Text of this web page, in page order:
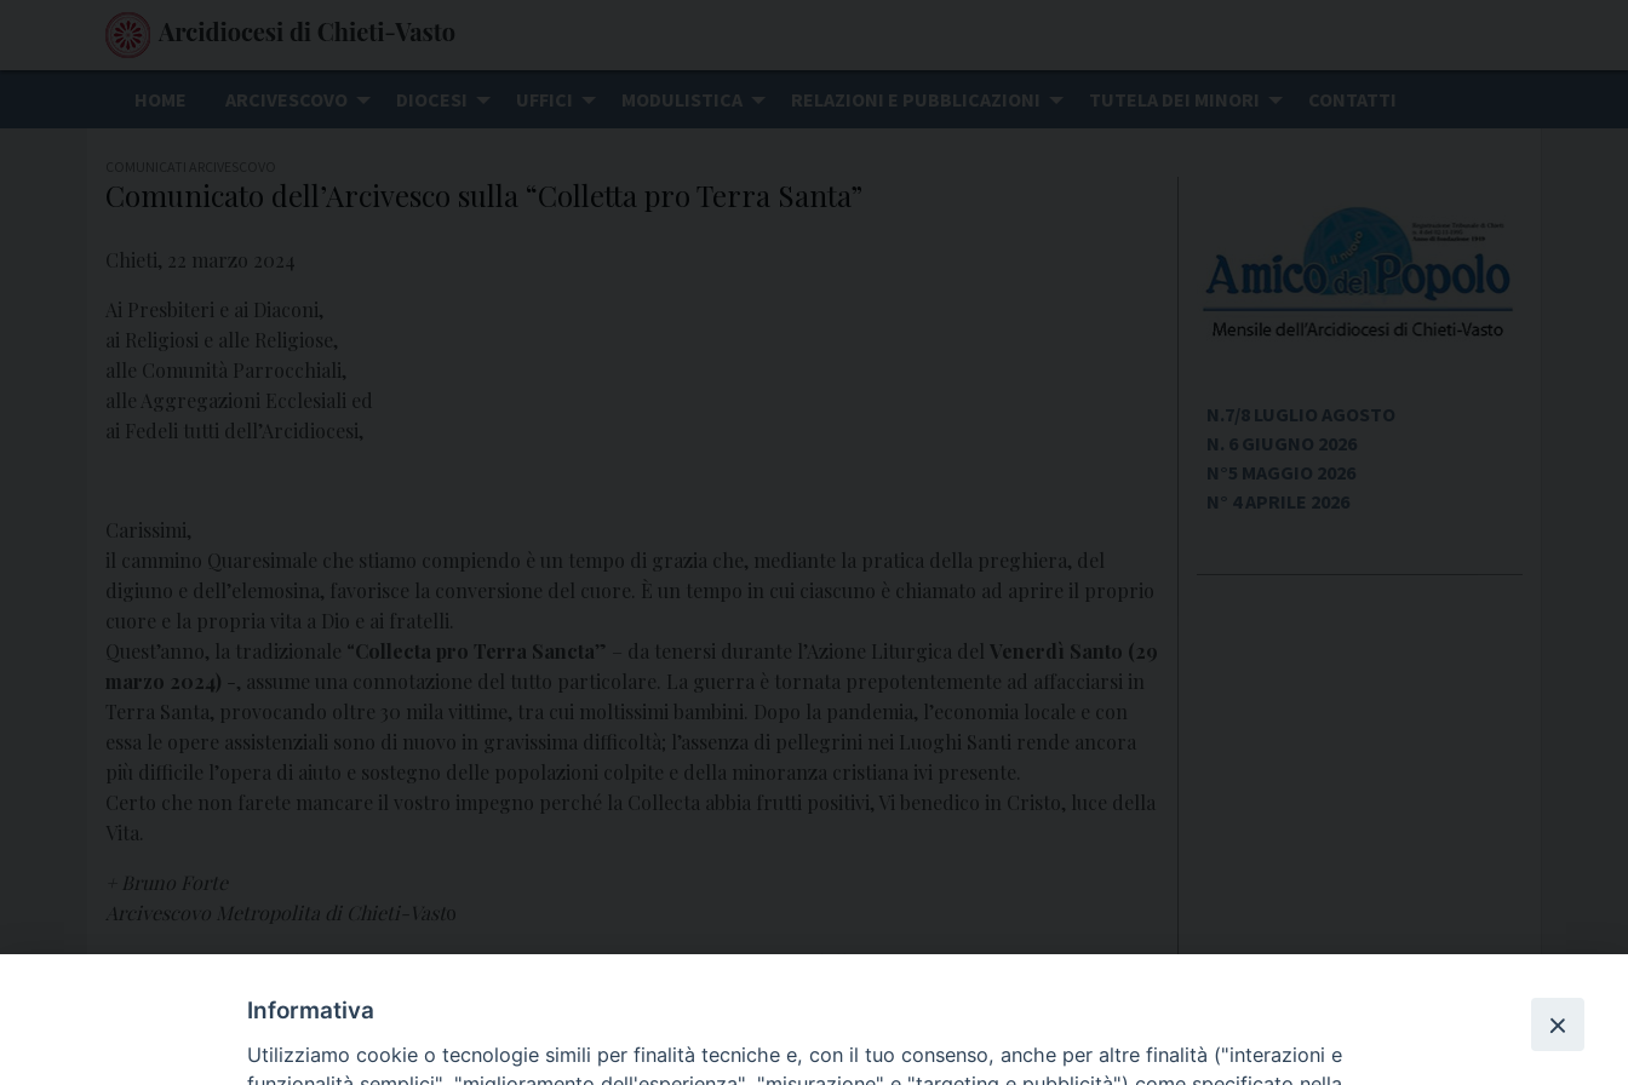
HOME ARCIVESCOVO DIOCESI UFFICI MODULISTICA RELAZIONI E PUBBLICAZIONI TUTELA DEI MINORI CONTATTI
Comunicato dell’Arcivesco sulla “Colletta pro Terra Santa”
Chieti, 22 marzo 2024
Ai Presbiteri e ai Diaconi,
ai Religiosi e alle Religiose,
alle Comunità Parrocchiali,
alle Aggregazioni Ecclesiali ed
ai Fedeli tutti dell’Arcidiocesi,
Carissimi,
il cammino Quaresimale che stiamo compiendo è un tempo di grazia che, mediante la pratica della preghiera, del
digiuno e dell’elemosina, favorisce la conversione del cuore. È un tempo in cui ciascuno è chiamato ad aprire il proprio
cuore e la propria vita a Dio e ai fratelli.
Quest’anno, la tradizionale “Collecta pro Terra Sancta” – da tenersi durante l’Azione Liturgica del Venerdì Santo (29
marzo 2024) -, assume una connotazione del tutto particolare. La guerra è tornata prepotentemente ad affacciarsi in
Terra Santa, provocando oltre 30 mila vittime, tra cui moltissimi bambini. Dopo la pandemia, l’economia locale e con
essa le opere assistenziali sono di nuovo in gravissima difficoltà; l’assenza di pellegrini nei Luoghi Santi rende ancora
più difficile l’opera di aiuto e sostegno delle popolazioni colpite e della minoranza cristiana ivi presente.
Certo che non farete mancare il vostro impegno perché la Collecta abbia frutti positivi, Vi benedico in Cristo, luce della
Vita.
+ Bruno Forte
Arcivescovo Metropolita di Chieti-Vasto
N.B.: Le offerte raccolte potranno essere versate presso l’ufficio amministrativo della Curia
N.7/8 LUGLIO AGOSTO
N. 6 GIUGNO 2026
N°5 MAGGIO 2026
N° 4 APRILE 2026
Informativa
Utilizziamo cookie o tecnologie simili per finalità tecniche e, con il tuo consenso, anche per altre finalità ("interazioni e